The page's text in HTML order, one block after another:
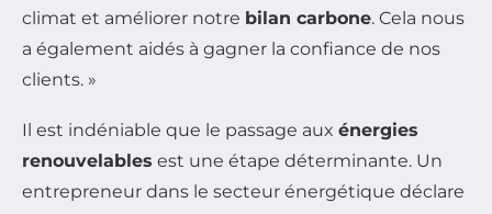
climat et améliorer notre bilan carbone. Cela nous
a également aidés à gagner la confiance de nos
clients. »
Il est indéniable que le passage aux énergies
renouvelables est une étape déterminante. Un
entrepreneur dans le secteur énergétique déclare